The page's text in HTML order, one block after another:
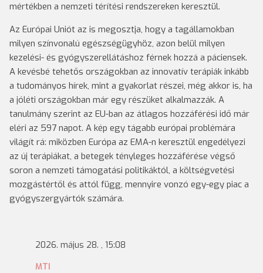
mértékben a nemzeti térítési rendszereken keresztül.
Az Európai Uniót az is megosztja, hogy a tagállamokban
milyen színvonalú egészségügyhöz, azon belül milyen
kezelési- és gyógyszerellátáshoz férnek hozzá a páciensek.
A kevésbé tehetős országokban az innovatív terápiák inkább
a tudományos hírek, mint a gyakorlat részei, még akkor is, ha
a jóléti országokban már egy részüket alkalmazzák. A
tanulmány szerint az EU-ban az átlagos hozzáférési idő már
eléri az 597 napot. A kép egy tágabb európai problémára
világít rá: miközben Európa az EMA-n keresztül engedélyezi
az új terápiákat, a betegek tényleges hozzáférése végső
soron a nemzeti támogatási politikáktól, a költségvetési
mozgástértől és attól függ, mennyire vonzó egy-egy piac a
gyógyszergyártók számára.
2026. május 28. , 15:08
MTI